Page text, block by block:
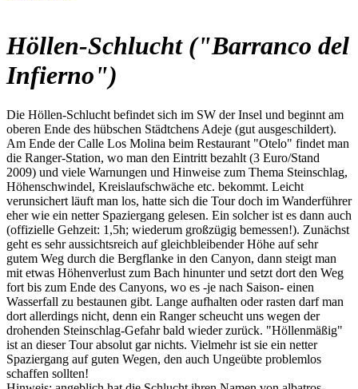
Höllen-Schlucht ("Barranco del
Infierno")
Die Höllen-Schlucht befindet sich im SW der Insel und beginnt am
oberen Ende des hübschen Städtchens Adeje (gut ausgeschildert).
Am Ende der Calle Los Molina beim Restaurant "Otelo" findet man
die Ranger-Station, wo man den Eintritt bezahlt (3 Euro/Stand
2009) und viele Warnungen und Hinweise zum Thema Steinschlag,
Höhenschwindel, Kreislaufschwäche etc. bekommt. Leicht
verunsichert läuft man los, hatte sich die Tour doch im Wanderführer
eher wie ein netter Spaziergang gelesen. Ein solcher ist es dann auch
(offizielle Gehzeit: 1,5h; wiederum großzügig bemessen!). Zunächst
geht es sehr aussichtsreich auf gleichbleibender Höhe auf sehr
gutem Weg durch die Bergflanke in den Canyon, dann steigt man
mit etwas Höhenverlust zum Bach hinunter und setzt dort den Weg
fort bis zum Ende des Canyons, wo es -je nach Saison- einen
Wasserfall zu bestaunen gibt. Lange aufhalten oder rasten darf man
dort allerdings nicht, denn ein Ranger scheucht uns wegen der
drohenden Steinschlag-Gefahr bald wieder zurück. "Höllenmäßig"
ist an dieser Tour absolut gar nichts. Vielmehr ist sie ein netter
Spaziergang auf guten Wegen, den auch Ungeübte problemlos
schaffen sollten!